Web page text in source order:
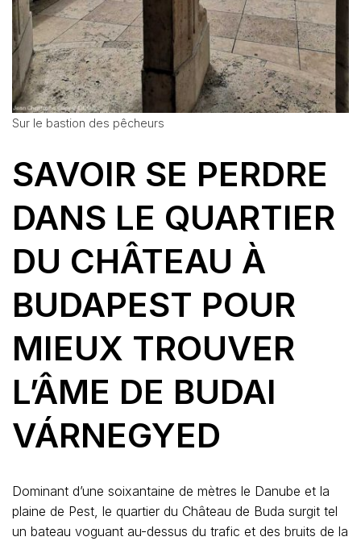
Sur le bastion des pêcheurs
SAVOIR SE PERDRE
DANS LE QUARTIER
DU CHÂTEAU À
BUDAPEST POUR
MIEUX TROUVER
L’ÂME DE BUDAI
VÁRNEGYED
Dominant d’une soixantaine de mètres le Danube et la
plaine de Pest, le quartier du Château de Buda surgit tel
un bateau voguant au-dessus du trafic et des bruits de la